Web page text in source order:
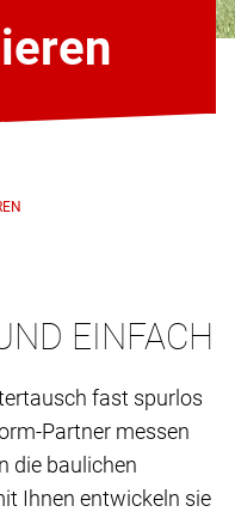
EINFACH
fast spurlos
Partner messen
die baulichen
Ihnen entwickeln sie